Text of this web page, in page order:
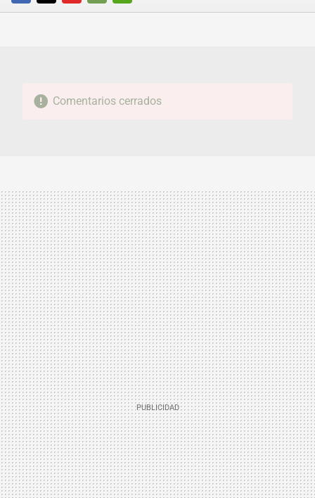
FACEBOOKTWITTERFLIPBOARD
E-
WHATSAPP
Comentarios cerrados